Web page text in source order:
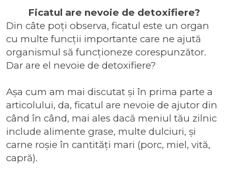
Ficatul are nevoie de detoxifiere?
Din câte poți observa, ficatul este un organ
cu multe funcții importante care ne ajută
organismul să funcționeze corespunzător.
Dar are el nevoie de detoxifiere?
Așa cum am mai discutat și în prima parte a
articolului, da, ficatul are nevoie de ajutor din
când în când, mai ales dacă meniul tău zilnic
include alimente grase, multe dulciuri, și
carne roșie în cantități mari (porc, miel, vită,
capră).